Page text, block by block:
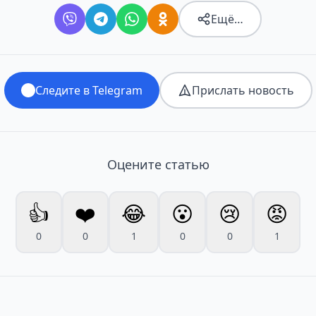
Ещё…
Следите в Telegram Прислать новость
Оцените статью
👍
0
❤️
0
😂
1
😮
0
😢
0
😡
1